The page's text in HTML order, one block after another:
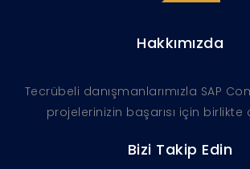
Hakkımızda
Tecrübeli danışmanlarımızla SAP
projelerinizin başarısı için birlikte
Bizi Takip Edin